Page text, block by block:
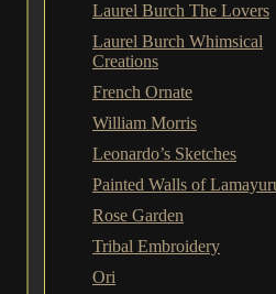
Laurel Burch The Lovers
Laurel Burch Whimsical
Creations
French Ornate
William Morris
Leonardo’s Sketches
Painted Walls of
Rose Garden
Tribal Embroidery
Ori